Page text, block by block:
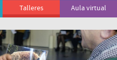
Talleres Aula virtual